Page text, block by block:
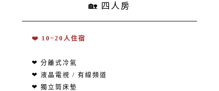
🏡 四人房
❤️ 10~20人住宿
❤ 分離式冷氣
❤ 液晶電視 / 有線頻道
❤ 獨立筒床墊